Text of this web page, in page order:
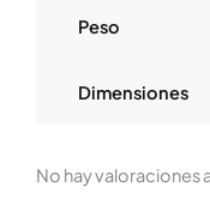
Peso
Dimensiones
No hay valoraciones